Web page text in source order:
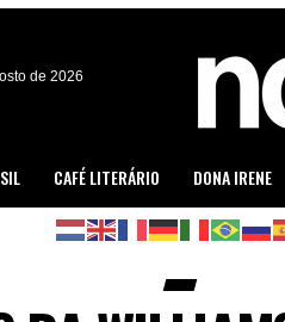
de 2026
CAFÉ LITERÁRIO DONA IRENE